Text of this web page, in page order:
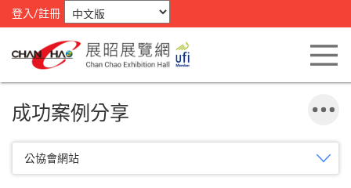
登入/註冊
成功案例分享
公協會網站